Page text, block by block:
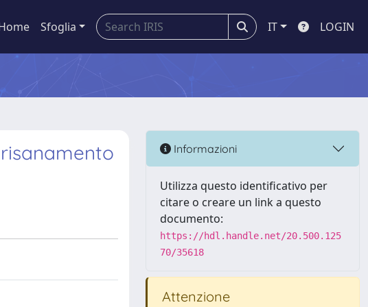
Sfoglia IT LOGIN
Informazioni
Utilizza questo identificativo per
citare o creare un link a questo
documento:
https://hdl.handle.net/20.500.125
70/35618
Attenzione